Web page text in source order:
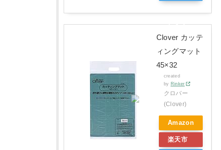
ピング
Clover カッテ
ィングマット
45×32
created
by Rinker
クロバー
(Clover)
Amazon
楽天市